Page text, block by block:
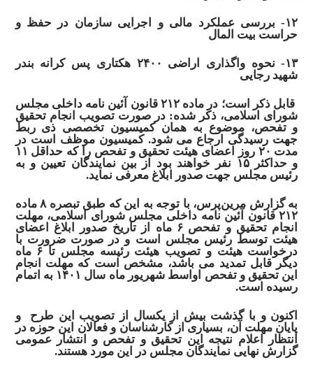
۱۲- بررسی عملکرد مالی و اجرایی سازمان در حفظ و
حراست بیت المال
۱۳- نحوه واگذاری اراضی ۲۴۰۰ هکتاری پس کرانه بندر
شهید رجایی
قابل ذکر است؛ در ماده ۲۱۲ قانون آئین نامه داخلی
مجلس
شورای اسلامی، ذکر شده: در صورت تصویب انجام تحقیق
و تفحص، موضوع به همان کمیسیون تخصصى ذی ربط
جهت رسیدگى ارجاع می شود. کمیسیون موظف است در
مدت ۲۰ روز اعضای هیئت تحقیق و تفحص را که حداقل ۱۱
و حداکثر ۱۵ نفر خواهند بود از بین نمایندگان تعیین و به
رئیس مجلس جهت صدور ابلاغ معرفى نماید.
به گزارش مرین‌پرس، با توجه به این که طبق تبصره ۸ ماده
۲۱۲ قانون آئین نامه داخلی مجلس شورای اسلامی، مهلت
انجام تحقیق و تفحص ۶ ماه از تاریخ صدور ابلاغ اعضای
هیئت توسط رئیس مجلس است و در صورت ضرورت با
درخواست هیئت و تصویب هیئت رئیسه
مجلس تا ۶ ماه
دیگر قابل تمدید می باشد، مشخص است که مهلت انجام
این تحقیق و تفحص اواسط شهریور ماه سال ۱۴۰۱ به اتمام
رسیده است.
اکنون و با گذشت بیش از یکسال از تصویب این طرح و
پایان مهلت آن، بسیاری از کارشناسان و فعالان این حوزه در
انتظار اعلام نتیجه این تحقیق و تفحص و انتشار عمومی
گزارش نهایی نمایندگان مجلس در این مورد هستند.